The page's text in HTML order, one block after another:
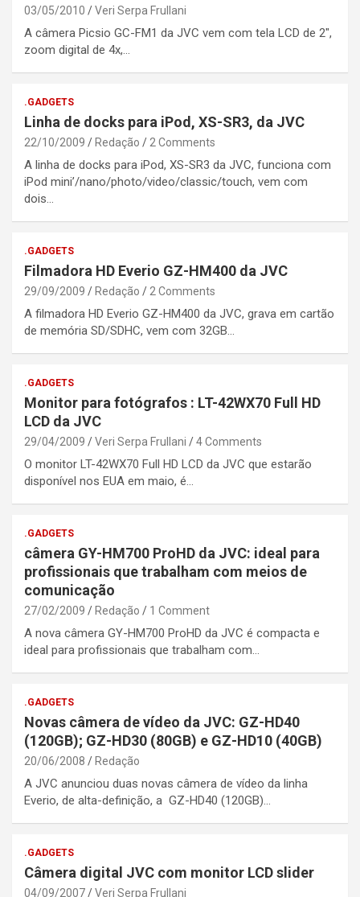
03/05/2010 Veri Serpa Frullani
A câmera Picsio GC-FM1 da JVC vem com tela LCD de 2″,
zoom digital de 4x,…
.GADGETS
Linha de docks para iPod, XS-SR3, da JVC
22/10/2009 Redação 2 Comments
A linha de docks para iPod, XS-SR3 da JVC, funciona com
iPod mini’/nano/photo/video/classic/touch, vem com
dois…
.GADGETS
Filmadora HD Everio GZ-HM400 da JVC
29/09/2009 Redação 2 Comments
A filmadora HD Everio GZ-HM400 da JVC, grava em cartão
de memória SD/SDHC, vem com 32GB…
.GADGETS
Monitor para fotógrafos : LT-42WX70 Full HD
LCD da JVC
29/04/2009 Veri Serpa Frullani 4 Comments
O monitor LT-42WX70 Full HD LCD da JVC que estarão
disponível nos EUA em maio, é…
.GADGETS
câmera GY-HM700 ProHD da JVC: ideal para
profissionais que trabalham com meios de
comunicação
27/02/2009 Redação 1 Comment
A nova câmera GY-HM700 ProHD da JVC é compacta e
ideal para profissionais que trabalham com…
.GADGETS
Novas câmera de vídeo da JVC: GZ-HD40
(120GB); GZ-HD30 (80GB) e GZ-HD10 (40GB)
20/06/2008 Redação
A JVC anunciou duas novas câmera de vídeo da linha
Everio, de alta-definição, a GZ-HD40 (120GB)…
.GADGETS
Câmera digital JVC com monitor LCD slider
04/09/2007 Veri Serpa Frullani